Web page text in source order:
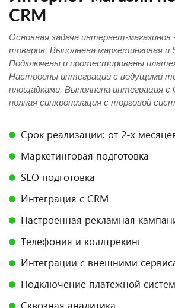
CRM
Основная задача интернет-магазинов
товаров. Выполнена маркетинговая и
Подключены и протестированы
Настроены интеграции с ведущими
площадками. Выполнена интеграция с
полная синхронизация с торговой
Срок реализации: от 2-х
Маркетинговая подготовка
SEO подготовка
Интеграция с CRM
Настроенная рекламная
Телефония и коллтрекинг
Интеграции с внешними
Подключение платежной
Сквозная аналитика